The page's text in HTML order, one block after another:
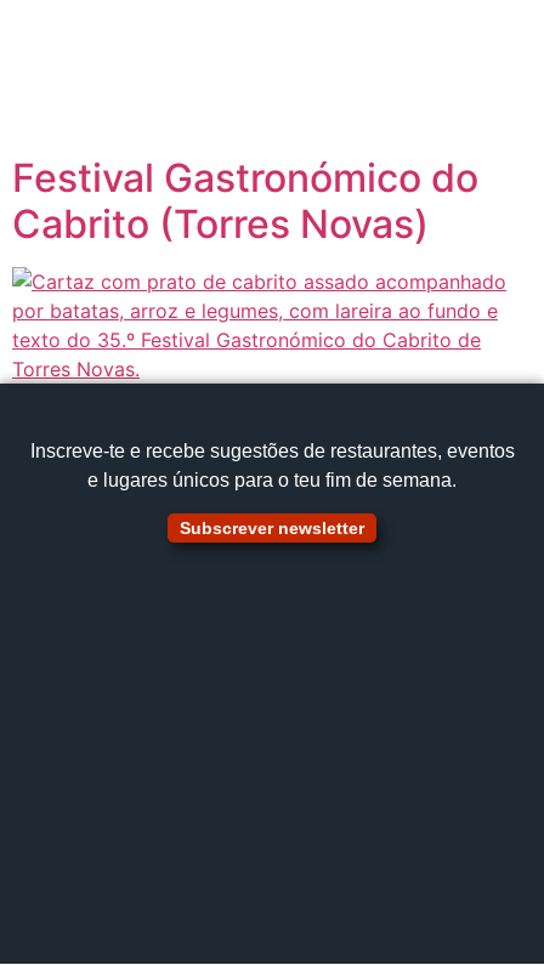
Festival Gastronómico do
Cabrito (Torres Novas)
Inscreve‑te e recebe sugestões de restaurantes, eventos
e lugares únicos para o teu fim de semana.
Subscrever newsletter